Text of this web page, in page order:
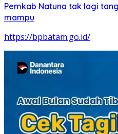
Pemkab Natuna tak lagi
mampu
https://bpbatam.go.id/